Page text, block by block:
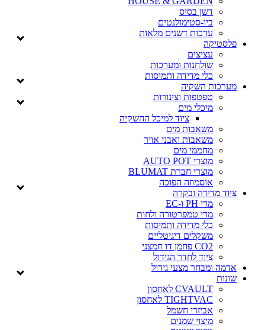
דשן בסיס
ביו-סטימולנטים
ערכות דשנים מלאות
פלסטיקה
עציצים
שולחנות ומערכות
כלי מדידה ותמיסות
מערכות השקיה
טפטפות וצינורות
מיכלי מים
ציוד למיכל ההשקיה
משאבות מים
משאבות ואבני אויר
מחממי מים
מוצרי AUTO POT
מוצרי חברת BLUMAT
אוסמוזה הפוכה
ציוד מדידה ובקרה
מדי PH ו-EC
מדי טמפרטורה ולחות
כלי מדידה ותמיסות
משקלים דיגיטליים
CO2 פחמן דו חמצני
ציוד לחדר הגידול
אדמה ומבחר מצעי גידול
שונות
CVAULT לאחסון
TIGHTVAC לאחסון
אביזרי חשמל
מיצוי שמנים